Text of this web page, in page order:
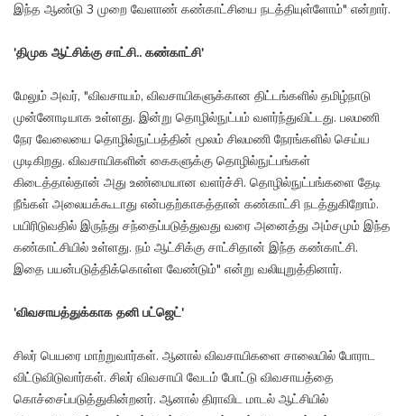
இந்த ஆண்டு 3 முறை வேளாண் கண்காட்சியை நடத்தியுள்ளோம்" என்றார்.
'திமுக ஆட்சிக்கு சாட்சி.. கண்காட்சி'
மேலும் அவர், "விவசாயம், விவசாயிகளுக்கான திட்டங்களில் தமிழ்நாடு
முன்னோடியாக உள்ளது. இன்று தொழில்நுட்பம் வளர்ந்துவிட்டது. பலமணி
நேர வேலையை தொழில்நுட்பத்தின் மூலம் சிலமணி நேரங்களில் செய்ய
முடிகிறது. விவசாயிகளின் கைகளுக்கு தொழில்நுட்பங்கள்
கிடைத்தால்தான் அது உண்மையான வளர்ச்சி. தொழில்நுட்பங்களை தேடி
நீங்கள் அலையக்கூடாது என்பதற்காகத்தான் கண்காட்சி நடத்துகிறோம்.
பயிரிடுவதில் இருந்து சந்தைப்படுத்துவது வரை அனைத்து அம்சமும் இந்த
கண்காட்சியில் உள்ளது. நம் ஆட்சிக்கு சாட்சிதான் இந்த கண்காட்சி.
இதை பயன்படுத்திக்கொள்ள வேண்டும்" என்று வலியுறுத்தினார்.
'விவசாயத்துக்காக தனி பட்ஜெட்'
சிலர் பெயரை மாற்றுவார்கள். ஆனால் விவசாயிகளை சாலையில் போராட
விட்டுவிடுவார்கள். சிலர் விவசாயி வேடம் போட்டு விவசாயத்தை
கொச்சைப்படுத்துகின்றனர். ஆனால் திராவிட மாடல் ஆட்சியில்